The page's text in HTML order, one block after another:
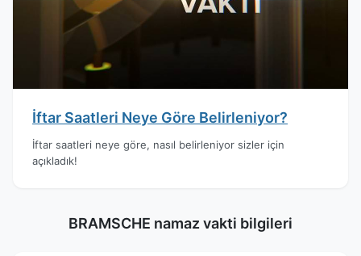
İftar Saatleri Neye Göre Belirleniyor?
İftar saatleri neye göre, nasıl belirleniyor sizler için
açıkladık!
BRAMSCHE namaz vakti bilgileri